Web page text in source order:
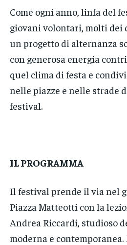
Come ogni anno, linfa del
giovani volontari, molti
un progetto di alternanza
con generosa energia
quel clima di festa e
nelle piazze e nelle strade
festival.
IL PROGRAMMA
Il festival prende il via nel
Piazza Matteotti con la
Andrea Riccardi, studioso
moderna e